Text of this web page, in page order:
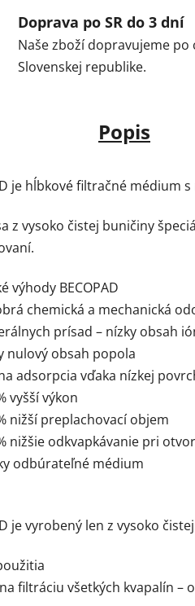
Doprava po SR do 3 dní
Naše zboží dopravujeme po
Slovenskej republike.
Popis
je hĺbkové filtračné
z vysoko čistej buničiny
výhody BECOPAD
chemická a mechanická
prísad – nízky obsah
nulový obsah popola
adsorpcia vďaka nízkej
vyšší výkon
nižší preplachovací objem
nižšie odkvapkávanie pri
odbúrateľné médium
je vyrobený len z vysoko
filtráciu všetkých kvapalín